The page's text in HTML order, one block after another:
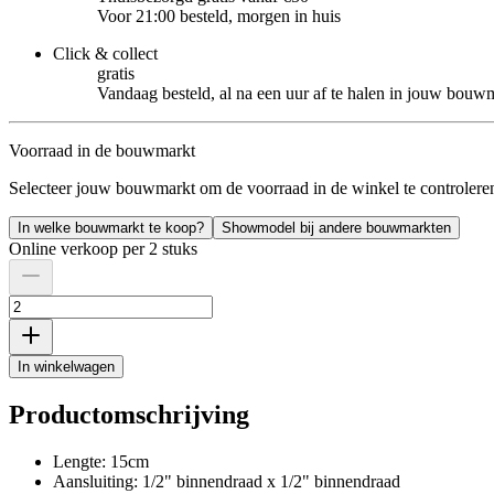
Voor 21:00 besteld, morgen in huis
Click & collect
gratis
Vandaag besteld, al na een uur af te halen in jouw
Voorraad in de bouwmarkt
Selecteer jouw bouwmarkt om de voorraad in de winkel te
In welke bouwmarkt te koop? Showmodel bij andere bouwmarkten
Online verkoop per 2 stuks
In winkelwagen
Productomschrijving
Lengte: 15cm
Aansluiting: 1/2" binnendraad x 1/2" binnendraad